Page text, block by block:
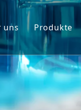
uns Produkte